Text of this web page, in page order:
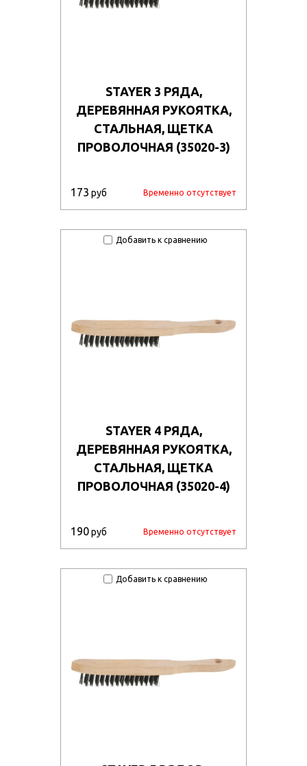
STAYER 3 РЯДА,
ДЕРЕВЯННАЯ РУКОЯТКА,
СТАЛЬНАЯ, ЩЕТКА
ПРОВОЛОЧНАЯ (35020-3)
173 руб Временно отсутствует
Добавить к сравнению
STAYER 4 РЯДА,
ДЕРЕВЯННАЯ РУКОЯТКА,
СТАЛЬНАЯ, ЩЕТКА
ПРОВОЛОЧНАЯ (35020-4)
190руб Временно отсутствует
Добавить к сравнению